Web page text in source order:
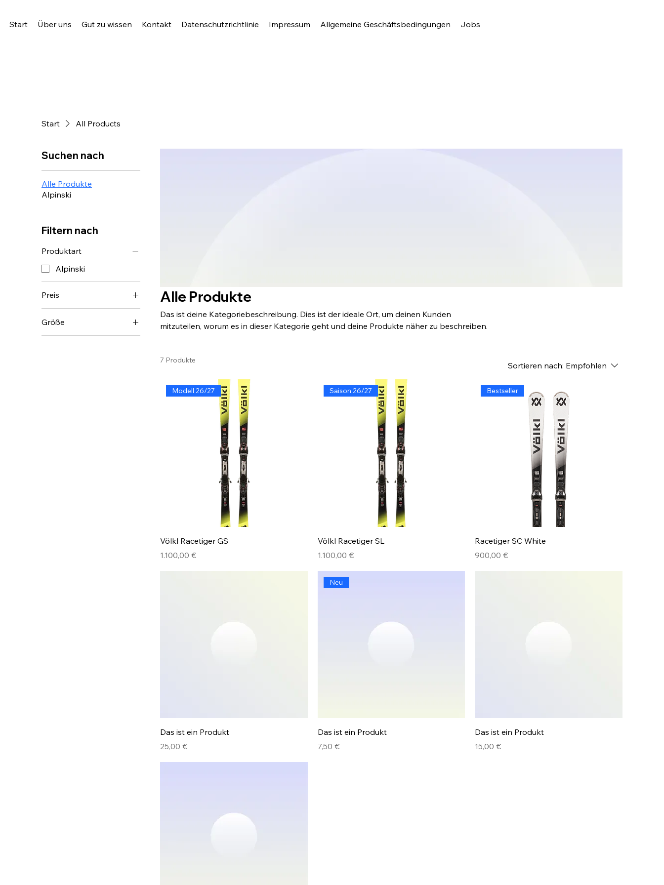
Start Über uns Gut zu wissen Kontakt Datenschutzrichtlinie Impressum Allgemeine Geschäftsbedingungen Jobs
Start All Products
Suchen nach
Alle Produkte
Alpinski
Filtern nach
Produktart
Alpinski
Preis
7 € 1.100 €
Größe
Alle Produkte
Das ist deine Kategoriebeschreibung. Dies ist der ideale Ort, um deinen Kunden
mitzuteilen, worum es in dieser Kategorie geht und deine Produkte näher zu beschreiben.
7 Produkte
Sortieren nach: Empfohlen
Modell 26/27
Völkl Racetiger GS
Preis
1.100,00 €
Saison 26/27
Völkl Racetiger SL
Preis
1.100,00 €
Bestseller
Racetiger SC White
Preis
900,00 €
Das ist ein Produkt
Preis
25,00 €
Neu
Das ist ein Produkt
Preis
7,50 €
Das ist ein Produkt
Preis
15,00 €